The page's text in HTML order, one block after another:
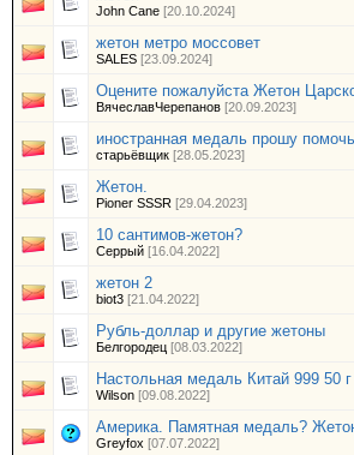
John Cane [20.10.2024]
жетон метро моссовет
SALES [23.09.2024]
Оцените пожалуйста Жетон
ВячеславЧерепанов [20.09.2023]
иностранная медаль прошу
старьёвщик [28.05.2023]
Жетон.
Pioner SSSR [29.04.2023]
10 сантимов-жетон?
Серрый [16.04.2022]
жетон 2
biot3 [21.04.2022]
Рубль-доллар и другие жетоны
Белгородец [08.03.2022]
Настольная медаль Китай 999 50 г
Wilson [09.08.2022]
Америка. Памятная медаль?
Greyfox [07.07.2022]